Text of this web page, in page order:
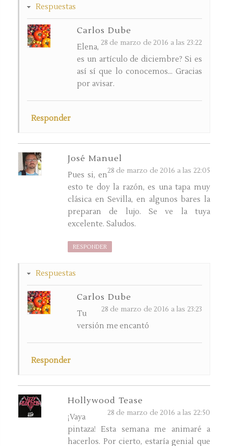
Respuestas
Carlos Dube
28 de marzo de 2016 a las 23:22
Elena,
es un artículo de diciembre? Si es
así sí que lo conocemos... Gracias
por avisar.
Responder
José Manuel
28 de marzo de 2016 a las 22:05
Pues si, en
esto te doy la razón, es una tapa muy
clásica en Sevilla, en algunos bares la
preparan de lujo. Se ve la tuya
excelente. Saludos.
RESPONDER
Respuestas
Carlos Dube
28 de marzo de 2016 a las 23:23
Tu
versión me encantó
Responder
Hollywood Tease
28 de marzo de 2016 a las 22:50
¡Vaya
pintaza! Esta semana me animaré a
hacerlos. Por cierto, estaría genial que